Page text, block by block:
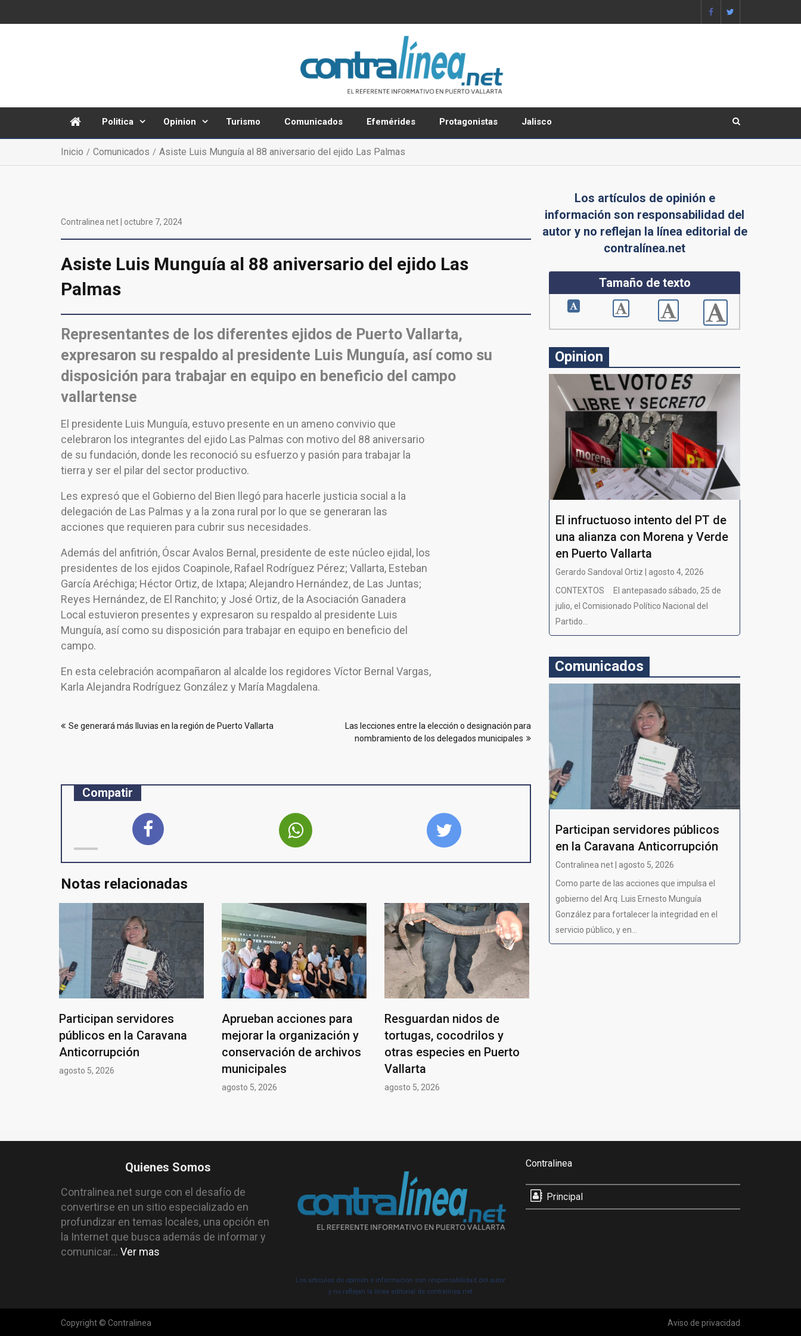
Politica Opinion Turismo Comunicados Efemérides Protagonistas Jalisco
Inicio Comunicados Asiste Luis Munguía al 88 aniversario del ejido Las Palmas
Contralinea net | octubre 7, 2024
Asiste Luis Munguía al 88 aniversario del ejido Las
Palmas
Representantes de los diferentes ejidos de Puerto Vallarta,
expresaron su respaldo al presidente Luis Munguía, así como su
disposición para trabajar en equipo en beneficio del campo
vallartense
El presidente Luis Munguía, estuvo presente en un ameno convivio que
celebraron los integrantes del ejido Las Palmas con motivo del 88 aniversario
de su fundación, donde les reconoció su esfuerzo y pasión para trabajar la
tierra y ser el pilar del sector productivo.
Les expresó que el Gobierno del Bien llegó para hacerle justicia social a la
delegación de Las Palmas y a la zona rural por lo que se generaran las
acciones que requieren para cubrir sus necesidades.
Además del anfitrión, Óscar Avalos Bernal, presidente de este núcleo ejidal, los
presidentes de los ejidos Coapinole, Rafael Rodríguez Pérez; Vallarta, Esteban
García Aréchiga; Héctor Ortiz, de Ixtapa; Alejandro Hernández, de Las Juntas;
Reyes Hernández, de El Ranchito; y José Ortiz, de la Asociación Ganadera
Local estuvieron presentes y expresaron su respaldo al presidente Luis
Munguía, así como su disposición para trabajar en equipo en beneficio del
campo.
En esta celebración acompañaron al alcalde los regidores Víctor Bernal Vargas,
Karla Alejandra Rodríguez González y María Magdalena.
deSe generará más lluvias en la región de Puerto Vallarta
Las lecciones entre la elección o designación para
nombramiento de los delegados municipales
Compatir
Notas relacionadas
Participan servidores
públicos en la Caravana
Anticorrupción
agosto 5, 2026
Aprueban acciones para
mejorar la organización y
conservación de archivos
municipales
agosto 5, 2026
Resguardan nidos de
tortugas, cocodrilos y
otras especies en Puerto
Vallarta
agosto 5, 2026
Los artículos de opinión e
información son responsabilidad del
autor y no reflejan la línea editorial de
contralínea.net
Tamaño de texto
Opinion
El infructuoso intento del PT de
una alianza con Morena y Verde
en Puerto Vallarta
Gerardo Sandoval Ortiz | agosto 4, 2026
CONTEXTOS El antepasado sábado, 25 de
julio, el Comisionado Político Nacional del
Partido...
Comunicados
Participan servidores públicos
en la Caravana Anticorrupción
Contralinea net | agosto 5, 2026
Como parte de las acciones que impulsa el
gobierno del Arq. Luis Ernesto Munguía
González para fortalecer la integridad en el
servicio público, y en...
Quienes Somos
Contralinea.net surge con el desafío de
convertirse en un sitio especializado en
profundizar en temas locales, una opción en
la Internet que busca además de informar y
comunicar... Ver mas
Los artículos de opinión e información son responsabilidad del autor
y no reflejan la línea editorial de contralínea.net
Contralinea
Principal
Copyright © Contralinea Aviso de privacidad